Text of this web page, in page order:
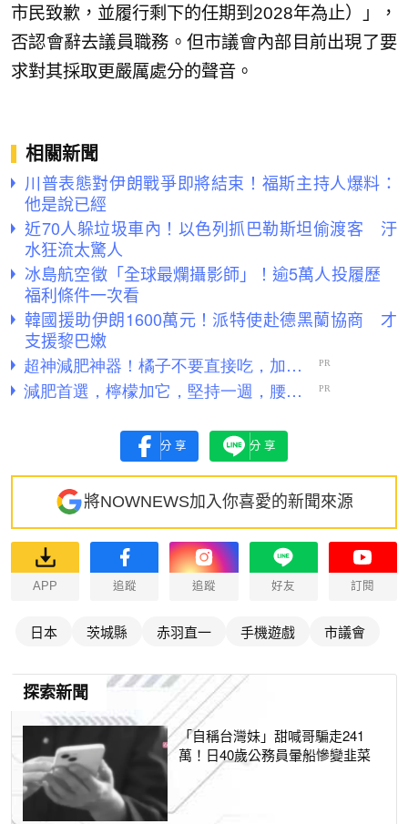
市民致歉，並履行剩下的任期到2028年為止）」，
否認會辭去議員職務。但市議會內部目前出現了要
求對其採取更嚴厲處分的聲音。
相關新聞
川普表態對伊朗戰爭即將結束！福斯主持人爆料：
他是說已經
近70人躲垃圾車內！以色列抓巴勒斯坦偷渡客 汙
水狂流太驚人
冰島航空徵「全球最爛攝影師」！逾5萬人投履歷
福利條件一次看
韓國援助伊朗1600萬元！派特使赴德黑蘭協商 才
支援黎巴嫩
分享 分享
將NOWNEWS加入你喜愛的新聞來源
APP 追蹤 追蹤 好友 訂閱
日本 茨城縣 赤羽直一 手機遊戲 市議會
探索新聞
「自稱台灣妹」甜喊哥騙走241
萬！日40歲公務員暈船慘變韭菜